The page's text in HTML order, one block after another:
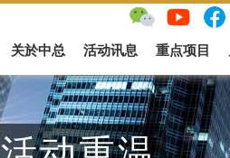
关於中总 活动讯息 重点项目